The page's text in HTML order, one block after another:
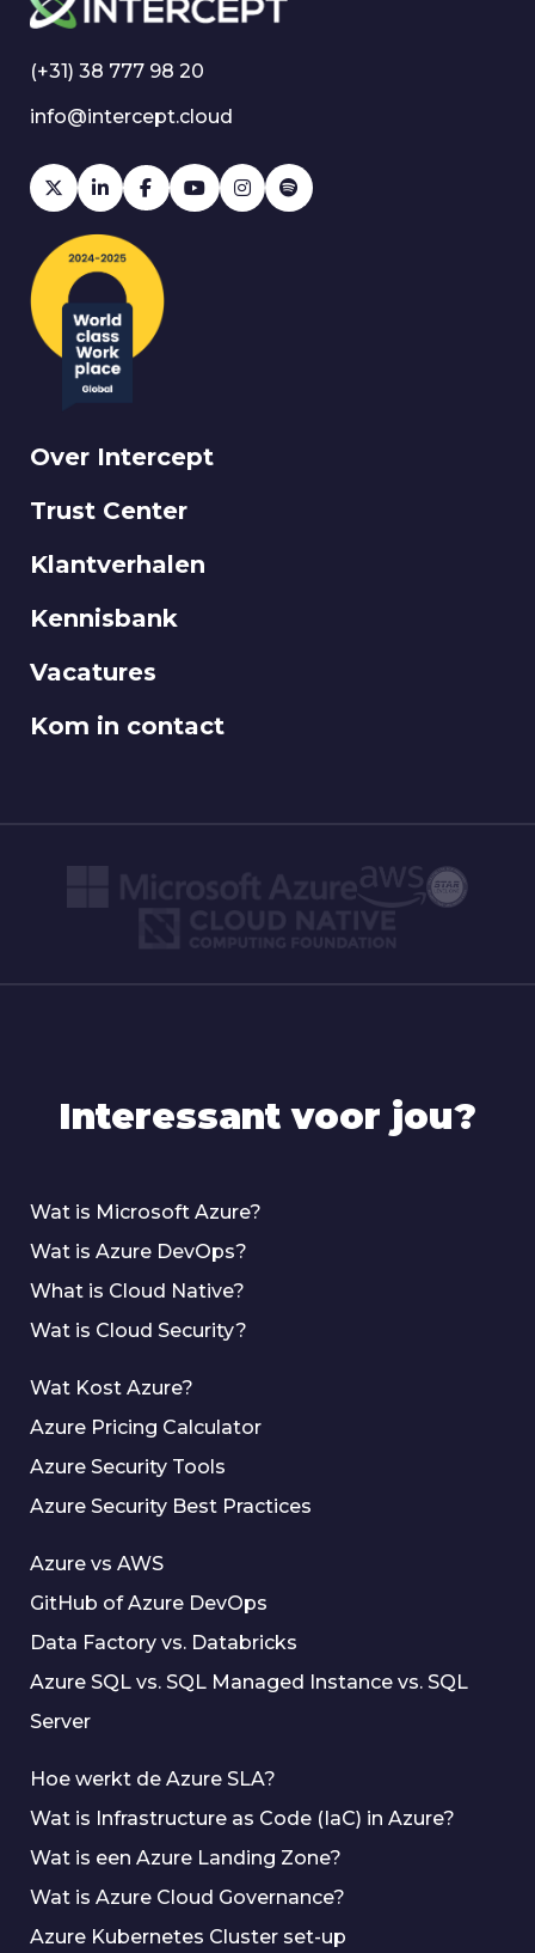
Over Intercept
Trust Center
Klantverhalen
Kennisbank
Vacatures
Kom in contact
(+31) 38 777 98 20
info@intercept.cloud
Interessant voor jou?
Wat is Microsoft Azure?
Wat is Azure DevOps?
What is Cloud Native?
Wat is Cloud Security?
Wat Kost Azure?
Azure Pricing Calculator
Azure Security Tools
Azure Security Best Practices
Azure vs AWS
GitHub of Azure DevOps
Data Factory vs. Databricks
Azure SQL vs. SQL Managed Instance vs. SQL
Server
Hoe werkt de Azure SLA?
Wat is Infrastructure as Code (IaC) in Azure?
Wat is een Azure Landing Zone?
Wat is Azure Cloud Governance?
Azure Kubernetes Cluster set-up